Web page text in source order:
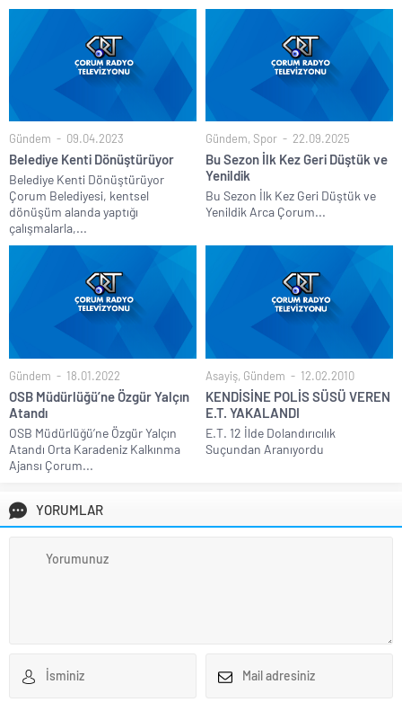
Gündem 09.04.2023
Belediye Kenti Dönüştürüyor
Belediye Kenti Dönüştürüyor
Çorum Belediyesi, kentsel
dönüşüm alanda yaptığı
çalışmalarla,...
Gündem, Spor 22.09.2025
Bu Sezon İlk Kez Geri Düştük ve
Yenildik
Bu Sezon İlk Kez Geri Düştük ve
Yenildik Arca Çorum...
Gündem 18.01.2022
OSB Müdürlüğü’ne Özgür Yalçın
Atandı
OSB Müdürlüğü’ne Özgür Yalçın
Atandı Orta Karadeniz Kalkınma
Ajansı Çorum...
Asayiş, Gündem 12.02.2010
KENDİSİNE POLİS SÜSÜ VEREN
E.T. YAKALANDI
E.T. 12 İlde Dolandırıcılık
Suçundan Aranıyordu
YORUMLAR